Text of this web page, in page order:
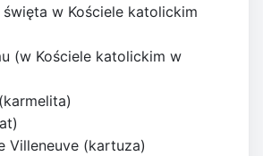
święta w Kościele katolickim
(w Kościele katolickim w
Villeneuve (kartuza)